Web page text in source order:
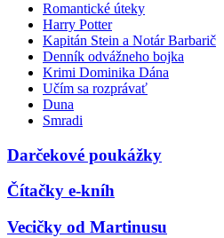
Romantické úteky
Harry Potter
Kapitán Stein a Notár Barbarič
Denník odvážneho bojka
Krimi Dominika Dána
Učím sa rozprávať
Duna
Smradi
Darčekové poukážky
Čítačky e-kníh
Vecičky od Martinusu